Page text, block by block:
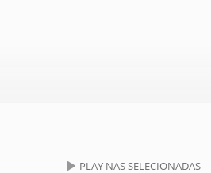
PLAY NAS SELECIONADAS